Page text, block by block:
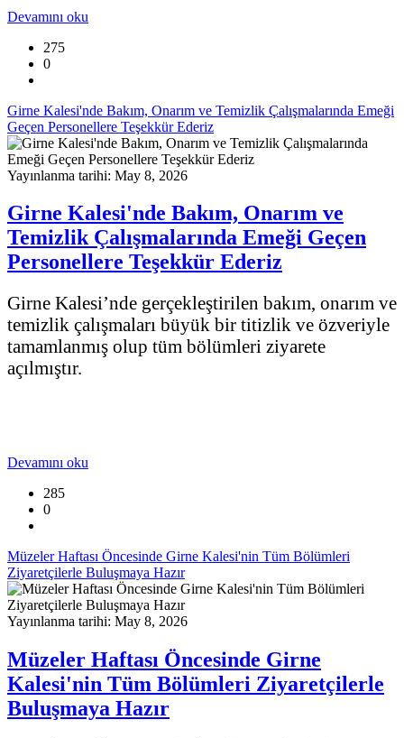
Devamını oku
275
0
Girne Kalesi'nde Bakım, Onarım ve Temizlik Çalışmalarında Emeği
Geçen Personellere Teşekkür Ederiz
Yayınlanma tarihi: May 8, 2026
Girne Kalesi'nde Bakım, Onarım ve
Temizlik Çalışmalarında Emeği Geçen
Personellere Teşekkür Ederiz
Girne Kalesi’nde gerçekleştirilen bakım, onarım ve
temizlik çalışmaları büyük bir titizlik ve özveriyle
tamamlanmış olup tüm bölümleri ziyarete
açılmıştır.
Devamını oku
285
0
Müzeler Haftası Öncesinde Girne Kalesi'nin Tüm Bölümleri
Ziyaretçilerle Buluşmaya Hazır
Yayınlanma tarihi: May 8, 2026
Müzeler Haftası Öncesinde Girne
Kalesi'nin Tüm Bölümleri Ziyaretçilerle
Buluşmaya Hazır